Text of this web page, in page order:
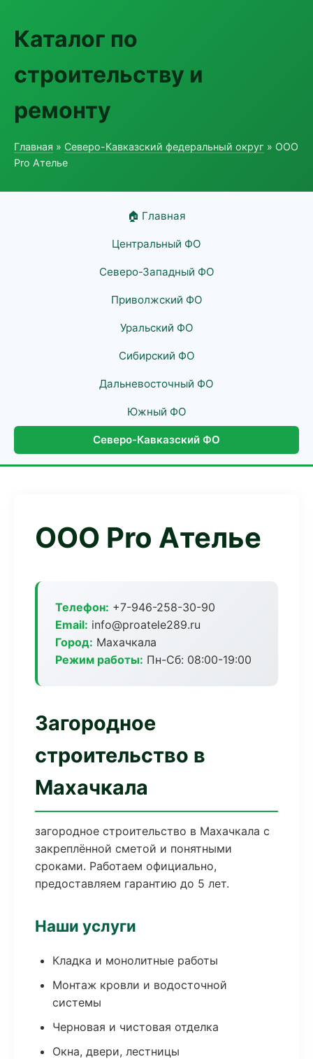
Каталог по
строительству и
ремонту
Главная » Северо-Кавказский федеральный округ » ООО
Pro Ателье
🏠 Главная
Центральный ФО
Северо-Западный ФО
Приволжский ФО
Уральский ФО
Сибирский ФО
Дальневосточный ФО
Южный ФО
Северо-Кавказский ФО
ООО Pro Ателье
Телефон: +7-946-258-30-90
Email: info@proatele289.ru
Город: Махачкала
Режим работы: Пн-Сб: 08:00-19:00
Загородное
строительство в
Махачкала
загородное строительство в Махачкала с
закреплённой сметой и понятными
сроками. Работаем официально,
предоставляем гарантию до 5 лет.
Наши услуги
Кладка и монолитные работы
Монтаж кровли и водосточной
системы
Черновая и чистовая отделка
Окна, двери, лестницы